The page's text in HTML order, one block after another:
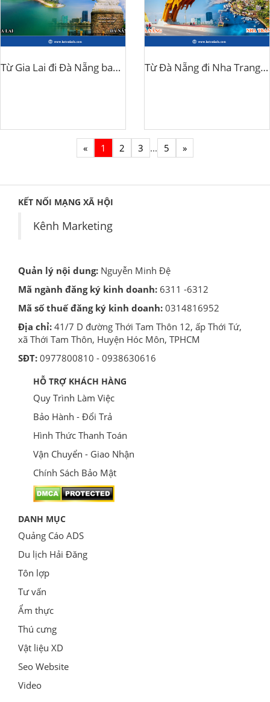
Từ Gia Lai đi Đà Nẵng bao nhiêu km? Từ Đà Nẵng đi Nha Trang bao nhiêu km?
« 1 2 3 ... 5 »
KẾT NỐI MẠNG XÃ HỘI
Kênh Marketing
Quản lý nội dung: Nguyễn Minh Đệ
Mã ngành đăng ký kinh doanh: 6311 -6312
Mã số thuế đăng ký kinh doanh: 0314816952
Địa chỉ: 41/7 D đường Thới Tam Thôn 12, ấp Thới Tứ,
xã Thới Tam Thôn, Huyện Hóc Môn, TPHCM
SĐT: 0977800810 - 0938630616
HỖ TRỢ KHÁCH HÀNG
Quy Trình Làm Việc
Bảo Hành - Đổi Trả
Hình Thức Thanh Toán
Vận Chuyển - Giao Nhận
Chính Sách Bảo Mật
DANH MỤC
Quảng Cáo ADS
Du lịch Hải Đăng
Tôn lợp
Tư vấn
Ẩm thực
Thú cưng
Vật liệu XD
Seo Website
Video